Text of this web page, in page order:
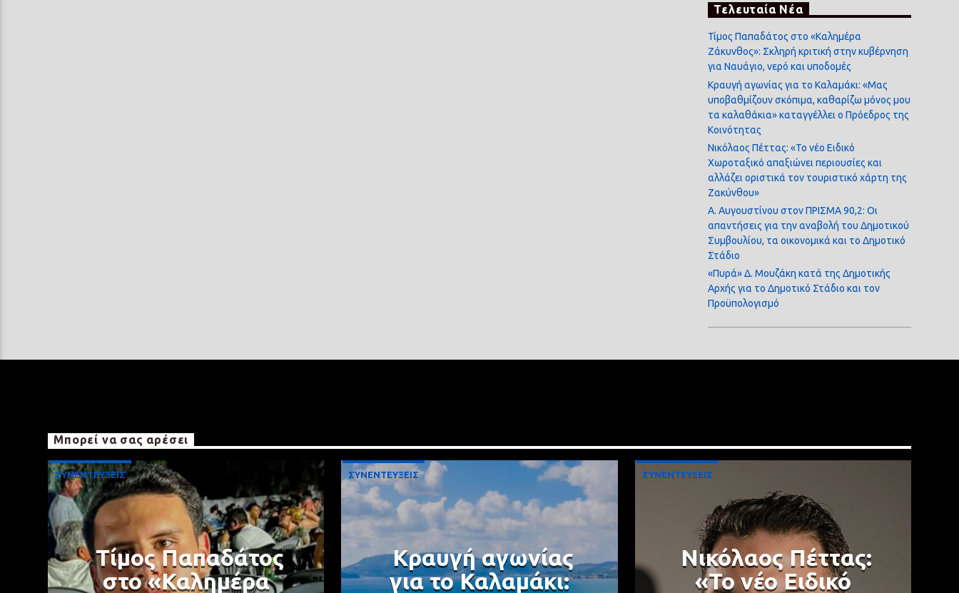
Τελευταία Νέα
Τίμος Παπαδάτος στο «Καλημέρα
Ζάκυνθος»: Σκληρή κριτική στην κυβέρνηση
για Ναυάγιο, νερό και υποδομές
Κραυγή αγωνίας για το Καλαμάκι: «Μας
υποβαθμίζουν σκόπιμα, καθαρίζω μόνος μου
τα καλαθάκια» καταγγέλλει ο Πρόεδρος της
Κοινότητας
Νικόλαος Πέττας: «Το νέο Ειδικό
Χωροταξικό απαξιώνει περιουσίες και
αλλάζει οριστικά τον τουριστικό χάρτη της
Ζακύνθου»
Α. Αυγουστίνου στον ΠΡΙΣΜΑ 90,2: Οι
απαντήσεις για την αναβολή του Δημοτικού
Συμβουλίου, τα οικονομικά και το Δημοτικό
Στάδιο
«Πυρά» Δ. Μουζάκη κατά της Δημοτικής
Αρχής για το Δημοτικό Στάδιο και τον
Προϋπολογισμό
Μπορεί να σας αρέσει
ΣΥΝΕΝΤΕΥΞΕΙΣ
Τίμος Παπαδάτος
στο «Καλημέρα
ΣΥΝΕΝΤΕΥΞΕΙΣ
Κραυγή αγωνίας
για το Καλαμάκι:
ΣΥΝΕΝΤΕΥΞΕΙΣ
Νικόλαος Πέττας:
«Το νέο Ειδικό